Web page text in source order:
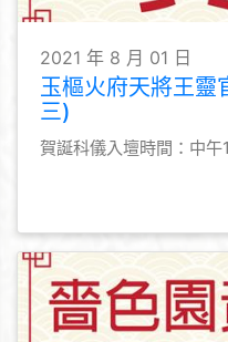
2021 年 8 月 01 日
玉樞火府天將王靈
三)
賀誕科儀入壇時間：中午